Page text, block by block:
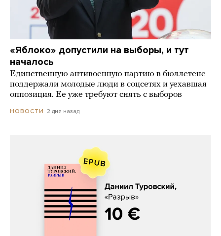
«Яблоко» допустили на выборы, и тут
началось
Единственную антивоенную партию в бюллетене
поддержали молодые люди в соцсетях и уехавшая
оппозиция. Ее уже требуют снять с выборов
НОВОСТИ 2 дня назад